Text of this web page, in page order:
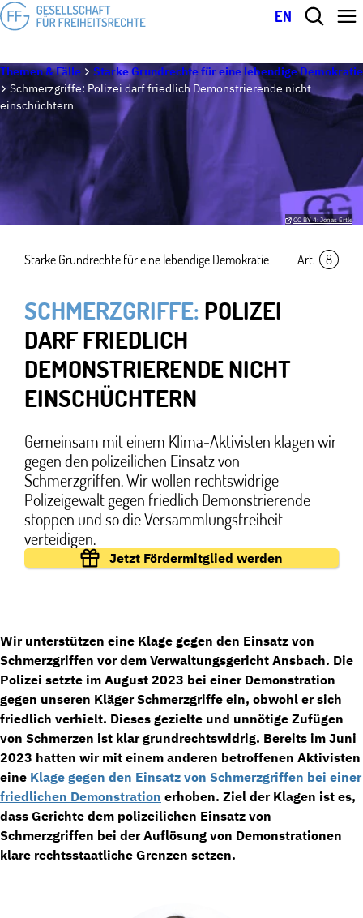
EN
Themen & Fälle
Starke Grundrechte für eine lebendige Demokratie
Schmerzgriffe: Polizei darf friedlich Demonstrierende nicht
einschüchtern
CC BY 4: Jonas Ertle
Starke Grundrechte für eine lebendige Demokratie Art. 8
SCHMERZGRIFFE: POLIZEI
DARF FRIEDLICH
DEMONSTRIERENDE NICHT
EINSCHÜCHTERN
Gemeinsam mit einem Klima-Aktivisten klagen wir
gegen den polizeilichen Einsatz von
Schmerzgriffen. Wir wollen rechtswidrige
Polizeigewalt gegen friedlich Demonstrierende
stoppen und so die Versammlungsfreiheit
verteidigen.
Jetzt Fördermitglied werden
Wir unterstützen eine Klage gegen den Einsatz von
Schmerzgriffen vor dem Verwaltungsgericht Ansbach. Die
Polizei setzte im August 2023 bei einer Demonstration
gegen unseren Kläger Schmerzgriffe ein, obwohl er sich
friedlich verhielt. Dieses gezielte und unnötige Zufügen
von Schmerzen ist klar grundrechtswidrig. Bereits im Juni
2023 hatten wir mit einem anderen betroffenen Aktivisten
eine Klage gegen den Einsatz von Schmerzgriffen bei einer
friedlichen Demonstration erhoben. Ziel der Klagen ist es,
dass Gerichte dem polizeilichen Einsatz von
Schmerzgriffen bei der Auflösung von Demonstrationen
klare rechtsstaatliche Grenzen setzen.